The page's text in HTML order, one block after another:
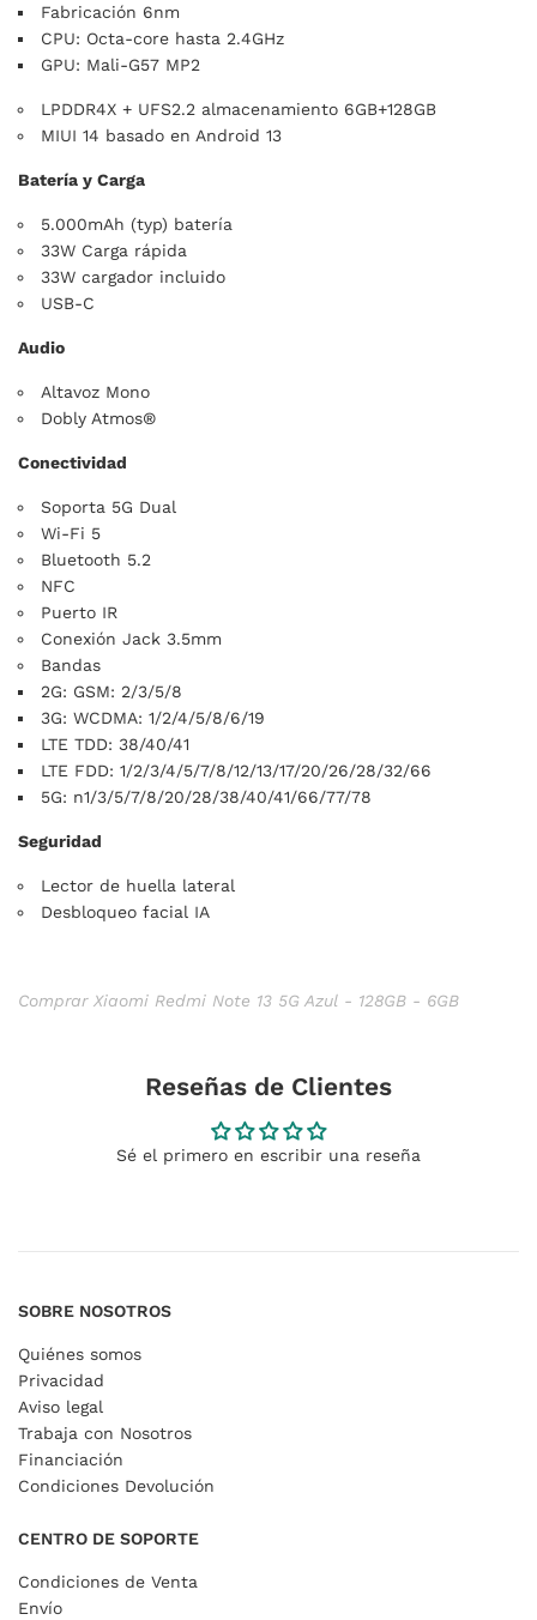
Fabricación 6nm
CPU: Octa-core hasta 2.4GHz
GPU: Mali-G57 MP2
LPDDR4X + UFS2.2 almacenamiento 6GB+128GB
MIUI 14 basado en Android 13
Batería y Carga
5.000mAh (typ) batería
33W Carga rápida
33W cargador incluido
USB-C
Audio
Altavoz Mono
Dobly Atmos®
Conectividad
Soporta 5G Dual
Wi-Fi 5
Bluetooth 5.2
NFC
Puerto IR
Conexión Jack 3.5mm
Bandas
2G: GSM: 2/3/5/8
3G: WCDMA: 1/2/4/5/8/6/19
LTE TDD: 38/40/41
LTE FDD: 1/2/3/4/5/7/8/12/13/17/20/26/28/32/66
5G: n1/3/5/7/8/20/28/38/40/41/66/77/78
Seguridad
Lector de huella lateral
Desbloqueo facial IA
Comprar Xiaomi Redmi Note 13 5G Azul - 128GB - 6GB
Reseñas de Clientes
Sé el primero en escribir una reseña
SOBRE NOSOTROS
Quiénes somos
Privacidad
Aviso legal
Trabaja con Nosotros
Financiación
Condiciones Devolución
CENTRO DE SOPORTE
Condiciones de Venta
Envío